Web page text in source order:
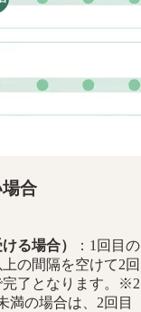
合
る場合）
：1回目の
の間隔を空けて2回
完了となります。※2
満の場合は、2回目